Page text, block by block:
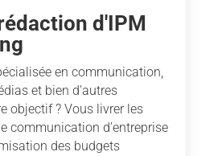
d'IPM
en communication,
et bien d’autres
objectif ? Vous livrer les
communication d’entreprise
des budgets